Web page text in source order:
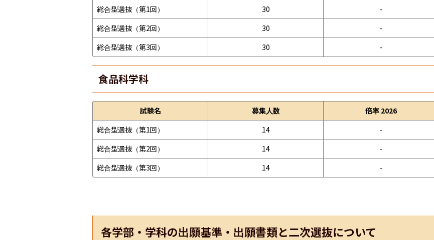
総合型選抜（第1回）
30 -
総合型選抜（第2回）
30 -
総合型選抜（第3回）
30 -
食品科学科
試験名 募集人数 倍率 2026
総合型選抜（第1回）
14 -
総合型選抜（第2回）
14 -
総合型選抜（第3回）
14 -
各学部・学科の出願基準・出願書類と二次選抜について